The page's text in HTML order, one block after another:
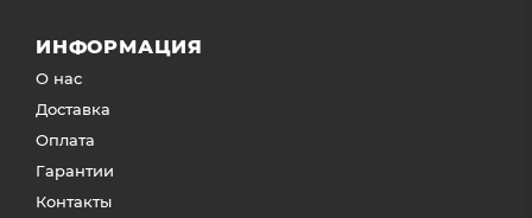
ИНФОРМАЦИЯ
О нас
Доставка
Оплата
Гарантии
Контакты